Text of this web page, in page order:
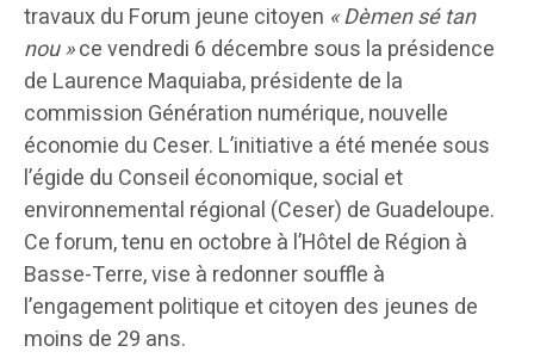
travaux du Forum jeune citoyen « Dèmen sé tan
nou »ce vendredi 6 décembre sous la présidence
de Laurence Maquiaba, présidente de la
commission Génération numérique, nouvelle
économie du Ceser. L’initiative a été menée sous
l’égide du Conseil économique, social et
environnemental régional (Ceser) de Guadeloupe.
Ce forum, tenu en octobre à l’Hôtel de Région à
Basse-Terre, vise à redonner souffle à
l’engagement politique et citoyen des jeunes de
moins de 29 ans.